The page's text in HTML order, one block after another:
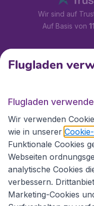
Wir sind auf
Auf Basis von
Kundenservice
Flugladen.at
Internationale
Flugladen
Flugladen
Wir verwenden
wie in unserer
Funktionale Cookies
Webseiten
analytische Cookies
verbessern.
Marketing-Cookies